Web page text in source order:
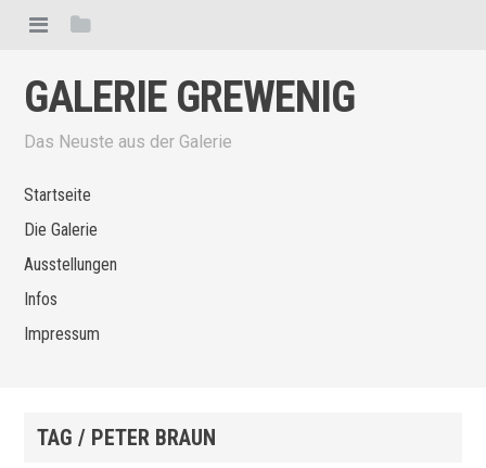
GALERIE GREWENIG
Das Neuste aus der Galerie
Startseite
Die Galerie
Ausstellungen
Infos
Impressum
TAG / PETER BRAUN